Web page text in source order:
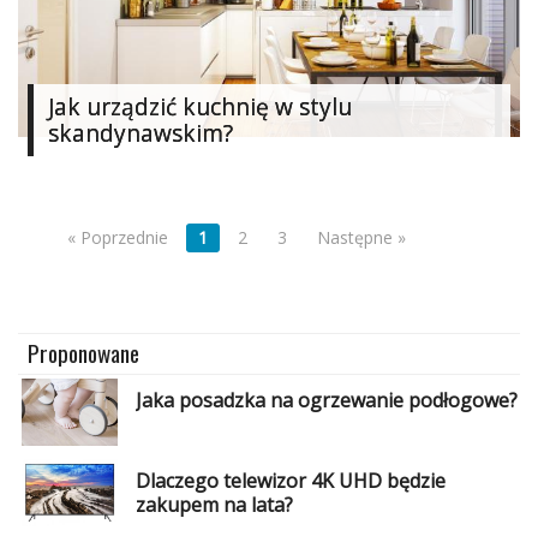
Jak urządzić kuchnię w stylu
skandynawskim?
« Poprzednie 1 2 3 Następne »
Proponowane
Jaka posadzka na ogrzewanie podłogowe?
Dlaczego telewizor 4K UHD będzie
zakupem na lata?